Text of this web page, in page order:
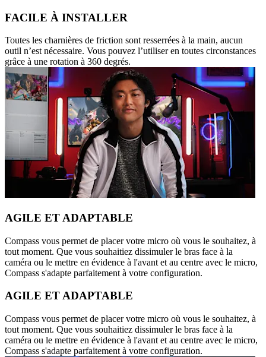
FACILE À INSTALLER
Toutes les charnières de friction sont resserrées à la main, aucun
outil n’est nécessaire. Vous pouvez l’utiliser en toutes circonstances
grâce à une rotation à 360 degrés.
AGILE ET ADAPTABLE
Compass vous permet de placer votre micro où vous le souhaitez, à
tout moment. Que vous souhaitiez dissimuler le bras face à la
caméra ou le mettre en évidence à l'avant et au centre avec le micro,
Compass s'adapte parfaitement à votre configuration.
AGILE ET ADAPTABLE
Compass vous permet de placer votre micro où vous le souhaitez, à
tout moment. Que vous souhaitiez dissimuler le bras face à la
caméra ou le mettre en évidence à l'avant et au centre avec le micro,
Compass s'adapte parfaitement à votre configuration.